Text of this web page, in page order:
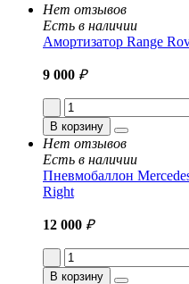
Нет отзывов
Есть в наличии
Амортизатор Range
9 000 ₽
В корзину
Нет отзывов
Есть в наличии
Пневмобаллон
Right
12 000 ₽
В корзину